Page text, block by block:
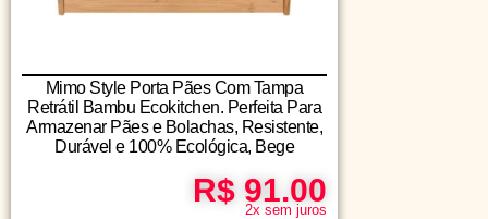
Mimo Style Porta Pães Com Tampa
Retrátil Bambu Ecokitchen. Perfeita Para
Armazenar Pães e Bolachas, Resistente,
Durável e 100% Ecológica, Bege
R$ 91.00
2x sem juros